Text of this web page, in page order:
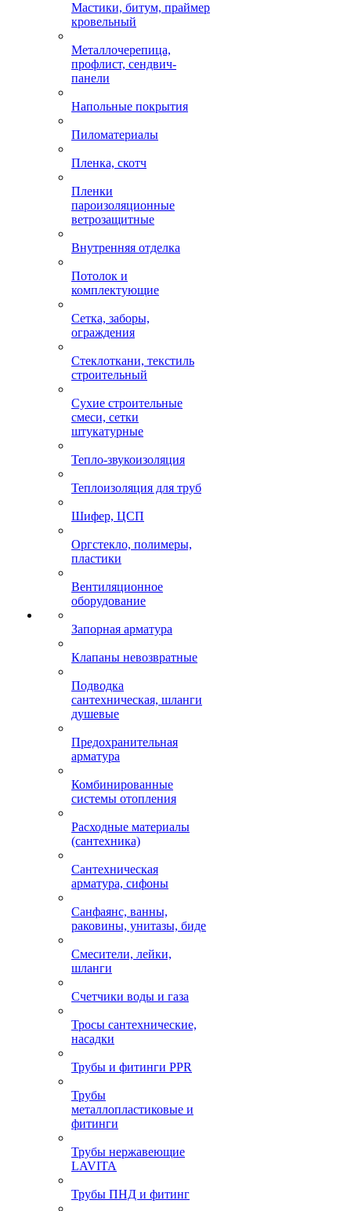
Мастики, битум, праймер
кровельный
Металлочерепица,
профлист, сендвич-
панели
Напольные покрытия
Пиломатериалы
Пленка, скотч
Пленки
пароизоляционные
ветрозащитные
Внутренняя отделка
Потолок и
комплектующие
Сетка, заборы,
ограждения
Стеклоткани, текстиль
строительный
Сухие строительные
смеси, сетки
штукатурные
Тепло-звукоизоляция
Теплоизоляция для труб
Шифер, ЦСП
Оргстекло, полимеры,
пластики
Вентиляционное
оборудование
Запорная арматура
Клапаны невозвратные
Подводка
сантехническая, шланги
душевые
Предохранительная
арматура
Комбинированные
системы отопления
Расходные материалы
(сантехника)
Сантехническая
арматура, сифоны
Санфаянс, ванны,
раковины, унитазы, биде
Смесители, лейки,
шланги
Счетчики воды и газа
Тросы сантехнические,
насадки
Трубы и фитинги PPR
Трубы
металлопластиковые и
фитинги
Трубы нержавеющие
LAVITA
Трубы ПНД и фитинг